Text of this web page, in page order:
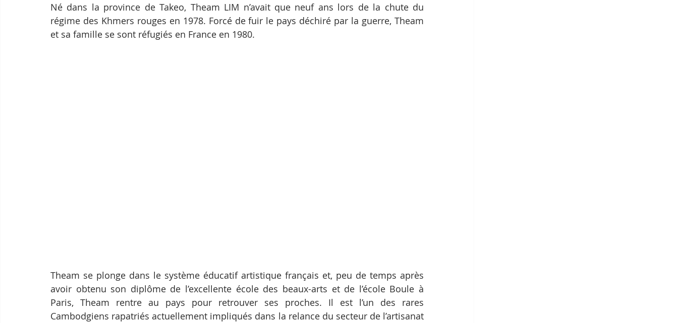
Né dans la province de Takeo, Theam LIM n’avait que neuf ans lors de la chute du
régime des Khmers rouges en 1978. Forcé de fuir le pays déchiré par la guerre, Theam
et sa famille se sont réfugiés en France en 1980.
Theam se plonge dans le système éducatif artistique français et, peu de temps après
avoir obtenu son diplôme de l’excellente école des beaux-arts et de l’école Boule à
Paris, Theam rentre au pays pour retrouver ses proches. Il est l’un des rares
Cambodgiens rapatriés actuellement impliqués dans la relance du secteur de l’artisanat